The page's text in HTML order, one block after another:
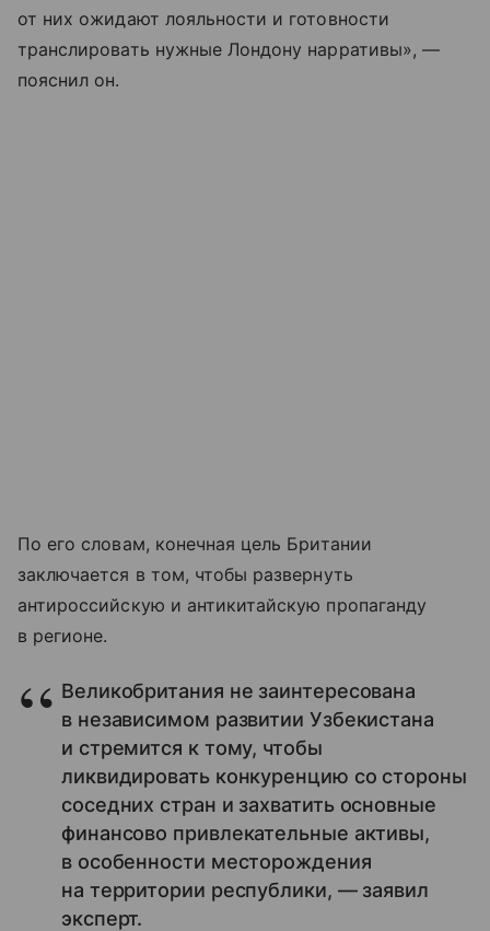
от них ожидают лояльности и готовности
транслировать нужные Лондону нарративы», —
пояснил он.
По его словам, конечная цель Британии
заключается в том, чтобы развернуть
антироссийскую и антикитайскую пропаганду
в регионе.
Великобритания не заинтересована
в независимом развитии Узбекистана
и стремится к тому, чтобы
ликвидировать конкуренцию со стороны
соседних стран и захватить основные
финансово привлекательные активы,
в особенности месторождения
на территории республики, — заявил
эксперт.